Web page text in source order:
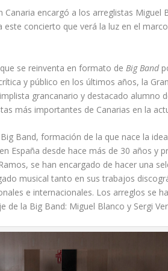
encargó a los arreglistas Miguel
concierto que verá la luz en el
se reinventa en formato de Big Band
y público en los últimos años, la
grancanario y destacado alumno
más importantes de Canarias en la
Band, formación de la que nace la
España desde hace más de 30 años y
se han encargado de hacer una
musical tanto en sus trabajos
e internacionales. Los arreglos se
la Big Band: Miguel Blanco y Sergi